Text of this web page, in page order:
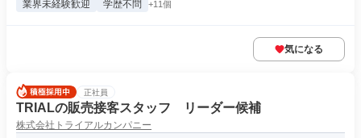
業界未経験歓迎 学歴不問 +11個
気になる
正社員
TRIALの販売接客スタッフ リーダー候補
株式会社トライアルカンパニー